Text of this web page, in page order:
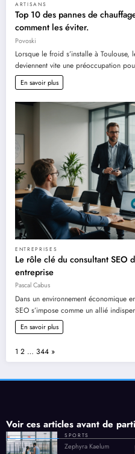
ARTISANS
Top 10 des pannes de
comment les éviter.
Povoski
Lorsque le froid s’installe à Toulouse,
deviennent vite une préoccupation
En savoir plus
ENTREPRISES
Le rôle clé du consultant SEO
entreprise
Pascal Cabus
Dans un environnement économique
SEO s’impose comme un allié
En savoir plus
Page:
1 2 … 344 Next
»
Voir ces articles avant de
SPORTS
Zephyra Kaelum